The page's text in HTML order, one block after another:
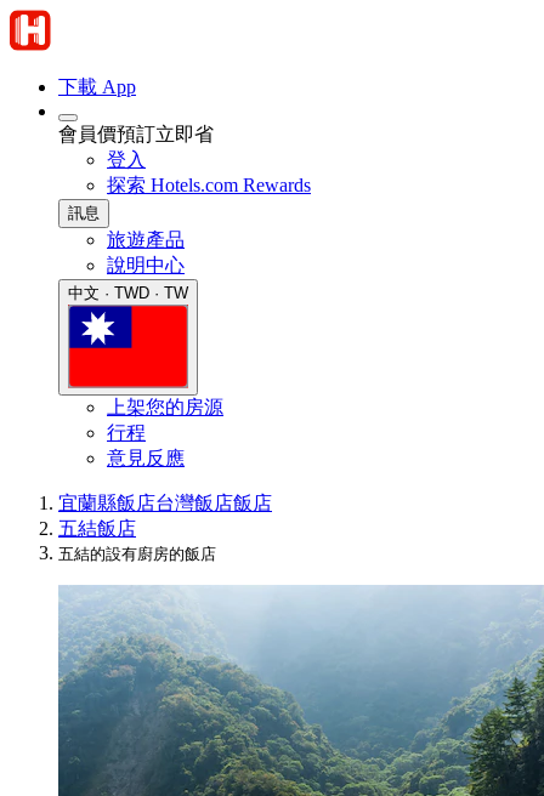
下載 App
會員價預訂立即省
登入
探索 Hotels.com Rewards
訊息
旅遊產品
說明中心
中文 · TWD · TW
上架您的房源
行程
意見反應
宜蘭縣飯店台灣飯店飯店
五結飯店
五結的設有廚房的飯店